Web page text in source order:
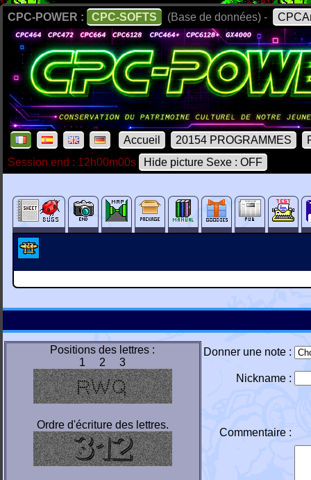
CPC-POWER : CPC-SOFTS (Base de données) -
Accueil 20154 PROGRAMMES
Session end : 12h00m00s
Hide picture Sexe : OFF
Positions des lettres :
1 2 3
Ordre d'écriture des lettres.
Donner une note :
Nickname :
Commentaire :